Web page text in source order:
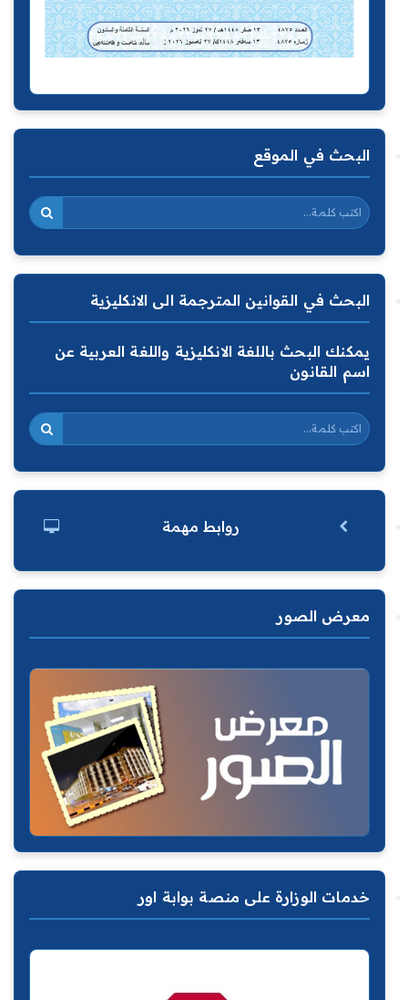
البحث في الموقع
البحث في القوانين المترجمة الى الانكليزية
يمكنك البحث باللغة الانكليزية واللغة العربية عن
اسم القانون
روابط مهمة
معرض الصور
خدمات الوزارة على منصة بوابة اور